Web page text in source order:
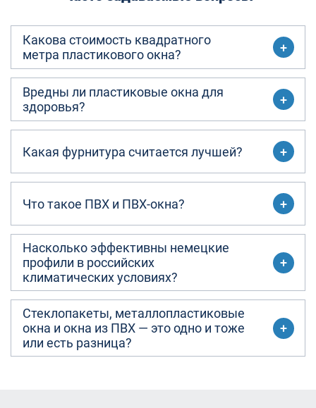
Какова стоимость квадратного
метра пластикового окна?
Вредны ли пластиковые окна для
здоровья?
Какая фурнитура считается лучшей?
Что такое ПВХ и ПВХ-окна?
Насколько эффективны немецкие
профили в российских
климатических условиях?
Стеклопакеты, металлопластиковые
окна и окна из ПВХ — это одно и тоже
или есть разница?